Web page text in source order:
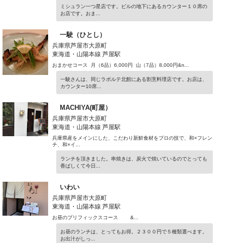
ミシュラン一つ星店です。ビルの地下にあるカウンター１０席の
お店です。おま...
一駛（ひとし）
兵庫県芦屋市大原町
東海道・山陽本線 芦屋駅
おまかせコース 月（6品）6,000円 山（7品）8,000円&n...
一駛さんは、同じラポルテ北館にある割烹料理店です。お店は、
カウンター10席...
MACHIYA(町屋）
兵庫県芦屋市大原町
東海道・山陽本線 芦屋駅
兵庫県産をメインにした、こだわり新鮮食材をプロの技で、和×フレン
チ、和×イ...
ランチを頂きました。串焼きは、炭火で焼いているのでとっても
香ばしくて今日...
いわい
兵庫県芦屋市大原町
東海道・山陽本線 芦屋駅
お昼のプリフィックスコース &...
お昼のランチは、とってもお得。２３００円で５種類選べます。
お出汁がしっ...